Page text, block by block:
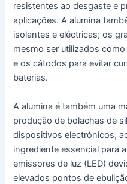
resistentes ao desgaste e
aplicações. A alumina
isolantes e eléctricas; os
mesmo ser utilizados
e os cátodos para evitar
baterias.
A alumina é também uma
produção de bolachas de
dispositivos electrónicos,
ingrediente essencial para
emissores de luz (LED)
elevados pontos de